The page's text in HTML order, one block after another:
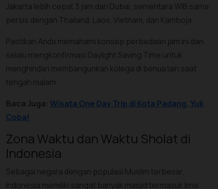
Jakarta lebih cepat 3 jam dari Dubai, sementara WIB sama
persis dengan Thailand, Laos, Vietnam, dan Kamboja.
Pastikan Anda memahami konsep perbedaan jam ini dan
selalu mengkonfirmasi Daylight Saving Time untuk
menghindari membangunkan kolega di benua lain saat
tengah malam.
Baca Juga: Wisata One Day Trip di Kota Padang, Yuk
Coba!
Zona Waktu dan Waktu Sholat di
Indonesia
Sebagai negara dengan populasi Muslim terbesar,
Indonesia memiliki sangat banyak masjid termasuk lima